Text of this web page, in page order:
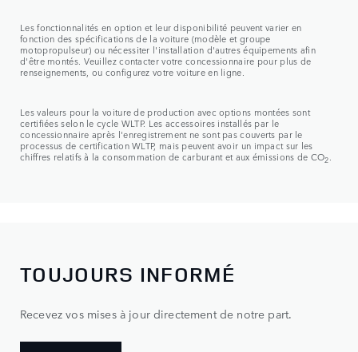
Les fonctionnalités en option et leur disponibilité peuvent varier en
fonction des spécifications de la voiture (modèle et groupe
motopropulseur) ou nécessiter l'installation d'autres équipements afin
d'être montés. Veuillez contacter votre concessionnaire pour plus de
renseignements, ou configurez votre voiture en ligne.
Les valeurs pour la voiture de production avec options montées sont
certifiées selon le cycle WLTP. Les accessoires installés par le
concessionnaire après l'enregistrement ne sont pas couverts par le
processus de certification WLTP, mais peuvent avoir un impact sur les
chiffres relatifs à la consommation de carburant et aux émissions de CO2.
TOUJOURS INFORMÉ
Recevez vos mises à jour directement de notre part.